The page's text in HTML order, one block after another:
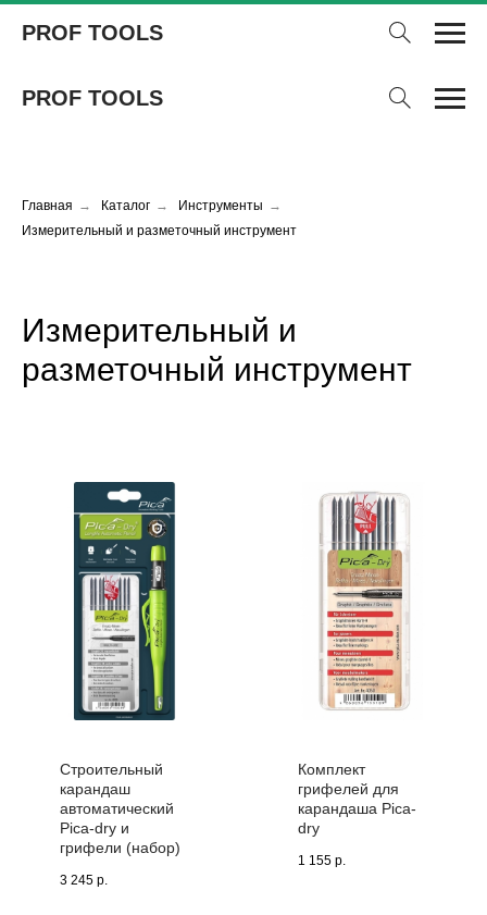
PROF TOOLS
PROF TOOLS
Главная → Каталог → Инструменты →
Измерительный и разметочный инструмент
Измерительный и
разметочный инструмент
Строительный
карандаш
автоматический
Pica-dry и
грифели (набор)
3 245 р.
Комплект
грифелей для
карандаша Pica-
dry
1 155 р.